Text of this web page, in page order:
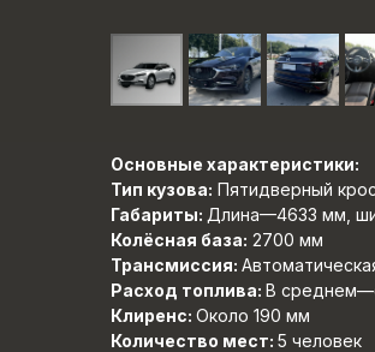
Основные характеристики:
Тип кузова: Пятидверный
Габариты: Длина—4633 мм,
Колёсная база: 2700 мм
Трансмиссия:
Расход топлива: В
Клиренс: Около 190 мм
Количество мест: 5 человек